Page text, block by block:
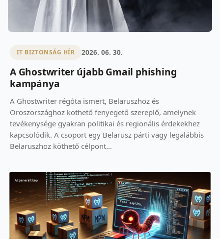
IT BIZTONSÁG HÍR 2026. 06. 30.
A Ghostwriter újabb Gmail phishing
kampánya
A Ghostwriter régóta ismert, Belaruszhoz és
Oroszországhoz köthető fenyegető szereplő, amelynek
tevékenysége gyakran politikai és regionális érdekekhez
kapcsolódik. A csoport egy Belarusz párti vagy legalábbis
Belaruszhoz köthető célpont...